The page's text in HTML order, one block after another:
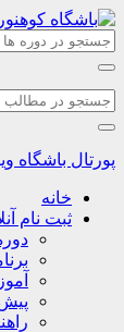
ویژه
نام آنلاین
دوره های
برنامه های
آموزش ثبت
پیش ثبت نام
راهنمای